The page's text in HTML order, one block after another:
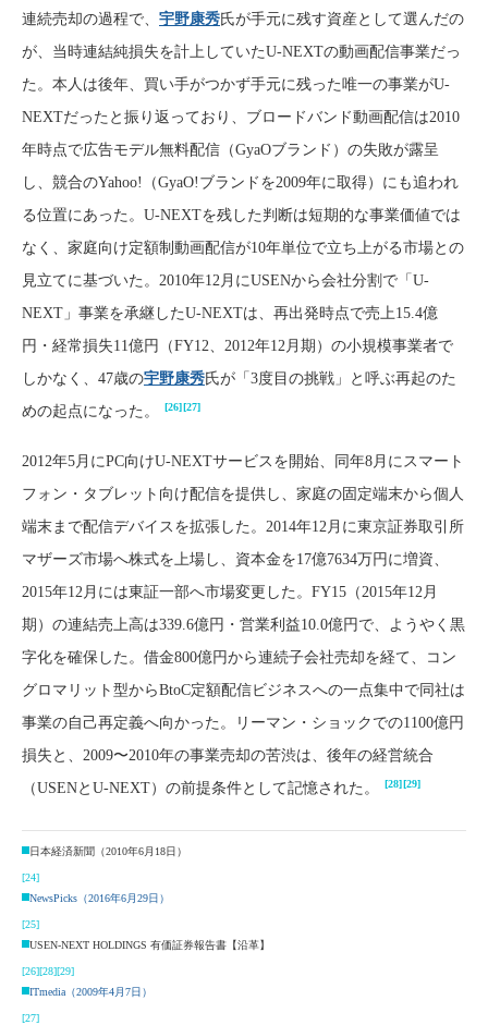
連続売却の過程で、 宇野康秀氏が手元に残す資産として選んだの
が、当時連結純損失を計上していたU-NEXTの動画配信事業だっ
た。本人は後年、買い手がつかず手元に残った唯一の事業がU-
NEXTだったと振り返っており、ブロードバンド動画配信は2010
年時点で広告モデル無料配信（GyaOブランド）の失敗が露呈
し、競合のYahoo!（GyaO!ブランドを2009年に取得）にも追われ
る位置にあった。U-NEXTを残した判断は短期的な事業価値では
なく、家庭向け定額制動画配信が10年単位で立ち上がる市場との
見立てに基づいた。2010年12月にUSENから会社分割で「U-
NEXT」事業を承継したU-NEXTは、再出発時点で売上15.4億
円・経常損失11億円（FY12、2012年12月期）の小規模事業者で
しかなく、47歳の宇野康秀氏が「3度目の挑戦」と呼ぶ再起のた
めの起点になった。
[26][27]
2012年5月にPC向けU-NEXTサービスを開始、同年8月にスマート
フォン・タブレット向け配信を提供し、家庭の固定端末から個人
端末まで配信デバイスを拡張した。2014年12月に東京証券取引所
マザーズ市場へ株式を上場し、資本金を17億7634万円に増資、
2015年12月には東証一部へ市場変更した。FY15（2015年12月
期）の連結売上高は339.6億円・営業利益10.0億円で、ようやく黒
字化を確保した。借金800億円から連続子会社売却を経て、コン
グロマリット型からBtoC定額配信ビジネスへの一点集中で同社は
事業の自己再定義へ向かった。リーマン・ショックでの1100億円
損失と、2009〜2010年の事業売却の苦渋は、後年の経営統合
（USENとU-NEXT）の前提条件として記憶された。
[28][29]
日本経済新聞（2010年6月18日）
[24]
NewsPicks（2016年6月29日）
[25]
USEN-NEXT HOLDINGS 有価証券報告書【沿革】
[26][28][29]
ITmedia（2009年4月7日）
[27]